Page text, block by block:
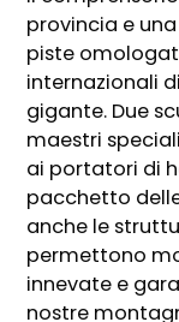
provincia e
piste
internazionali
gigante. Due
maestri
ai portatori di
pacchetto
anche le
permettono
innevate e
nostre